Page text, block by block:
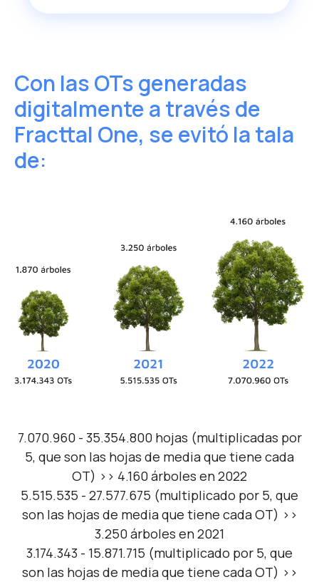
Con las OTs generadas
digitalmente a travésde
Fracttal One, se evitó la tala
de:
7.070.960 - 35.354.800 hojas (multiplicadas por
5, que son las hojas de media que tiene cada
OT) >> 4.160 árboles en 2022
5.515.535 - 27.577.675 (multiplicado por 5, que
son las hojas de media que tiene cada OT) >>
3.250 árboles en 2021
3.174.343 - 15.871.715 (multiplicado por 5, que
son las hojas de media que tiene cada OT) >>